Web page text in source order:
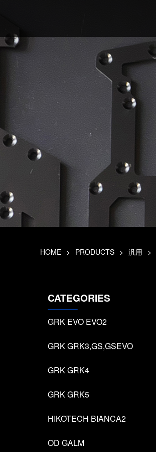
HOME > PRODUCTS > 汎用 >
CATEGORIES
GRK EVO EVO2
GRK GRK3,GS,GSEVO
GRK GRK4
GRK GRK5
HIKOTECH BIANCA2
OD GALM